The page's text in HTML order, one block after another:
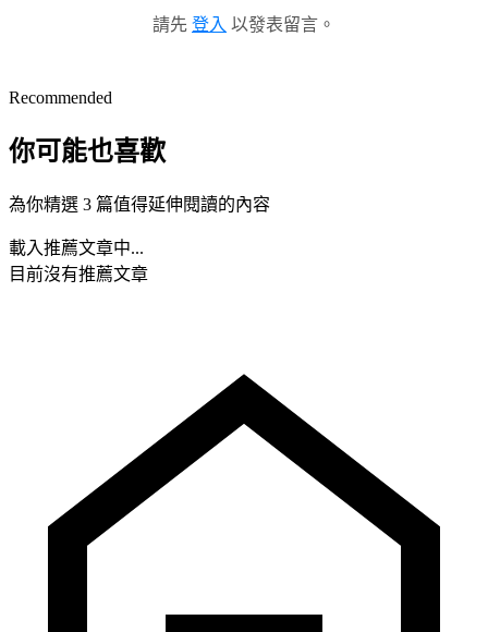
請先 登入 以發表留言。
Recommended
你可能也喜歡
為你精選 3 篇值得延伸閱讀的內容
載入推薦文章中...
目前沒有推薦文章